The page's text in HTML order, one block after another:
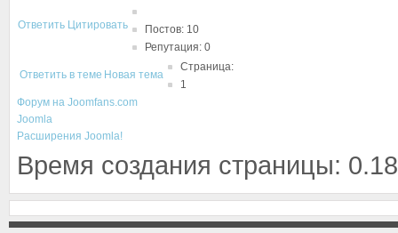
Постов: 10
Репутация: 0
Ответить Цитировать
Ответить в теме Новая тема
Страница:
1
Форум на Joomfans.com
Joomla
Расширения Joomla!
Время создания страницы: